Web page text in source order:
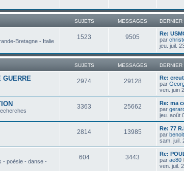
SUJETS MESSAGES
Bretagne - Italie
1523 9505
Re:
par
jeu. juil.
SUJETS MESSAGES
GUERRE 2974 29128
Re:
par
ven. juin
3363 25662
Re: ma
par
jeu. août
2814 13985
Re: 77
par
sam. juil.
- poésie - danse -
604 3443
Re:
par ae80
ven. juil.